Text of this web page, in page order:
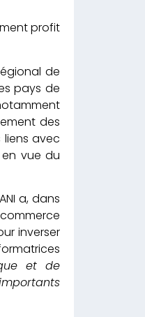
profit
de
pays de
des
avec
vue du
a, dans
inverser
et de